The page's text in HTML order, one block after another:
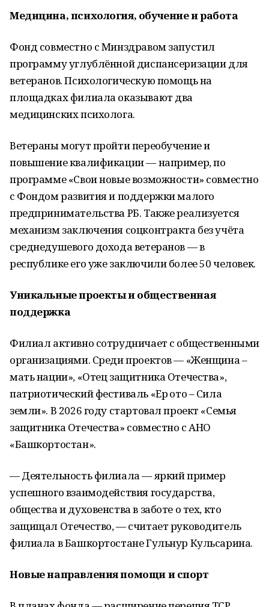
Медицина, психология, обучение и работа
Фонд совместно с Минздравом запустил
программу углублённой диспансеризации для
ветеранов. Психологическую помощь на
площадках филиала оказывают два
медицинских психолога.
Ветераны могут пройти переобучение и
повышение квалификации — например, по
программе «Свои новые возможности» совместно
с Фондом развития и поддержки малого
предпринимательства РБ. Также реализуется
механизм заключения соцконтракта без учёта
среднедушевого дохода ветеранов — в
республике его уже заключили более 50 человек.
Уникальные проекты и общественная
поддержка
Филиал активно сотрудничает с общественными
организациями. Среди проектов — «Женщина –
мать нации», «Отец защитника Отечества»,
патриотический фестиваль «Ер ҡото – Сила
земли». В 2026 году стартовал проект «Семья
защитника Отечества» совместно с АНО
«Башкортостан».
— Деятельность филиала — яркий пример
успешного взаимодействия государства,
общества и духовенства в заботе о тех, кто
защищал Отечество, — считает руководитель
филиала в Башкортостане Гульнур Кульсарина.
Новые направления помощи и спорт